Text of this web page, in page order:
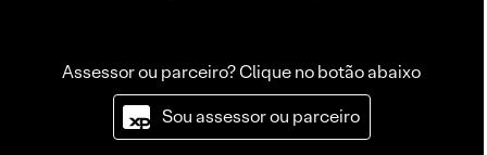
Assessor ou parceiro? Clique no botão abaixo
Sou assessor ou parceiro